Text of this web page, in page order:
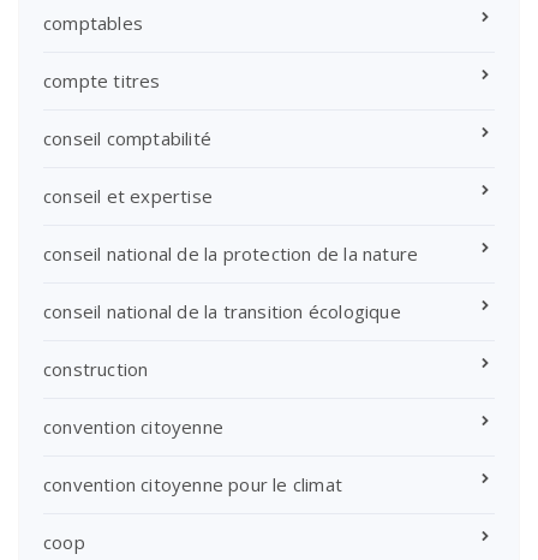
comptables
compte titres
conseil comptabilité
conseil et expertise
conseil national de la protection de la nature
conseil national de la transition écologique
construction
convention citoyenne
convention citoyenne pour le climat
coop